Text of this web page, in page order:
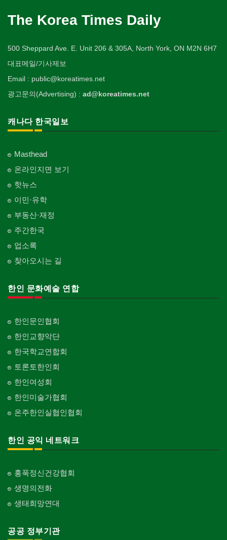
Veterinarian
Ophthalmologist
의사-외과
Surgeon
의사-치과
의사-가정의
의사-기타
의사-정신과
양복점
Tailor
Fashion/Boutique
Blanket
웨딩서비스
자수
개인지도-서예
Private Lesson-Calligraphy
Private Lesson-Art/Photograph
Private Lesson-Ballet/Dance
개인지도-꽃꽂이
개인지도-기타
보석감정사
인쇄
장의사
직업소개 에이전트
Cleaning
카펫 청소
Carpet Cleaning
판촉물
gifts for events
프랜차이즈
Franchise
Piano Tuning/Sale
현금인출기
ATM
Art Gallery/Framing
행사/이벤트
Event
인벤토리
인터넷/소프트웨어 개발
스테이징 홈
전기공사/수리
Electric Work
정원공사/조경
Roofing
Curtain/Carpet
Wall Paper/Paint
가라지/그라지/차고
Garage Door
건축 엔지니어
Engineering
Architectural Designer
자동차-판매/리스
자동차-견인
Towing
자동차-청소
Auto Cleaning
운동구/스포츠용품
취미/레저
Hobby/Leisure
태권도/무술
Taekwondo/Martial Arts
Spring Water/Water Purifier
Nursing Home
Sauna
Skin Care
화장품
Cosmetics
피트니스/헬스
Fitness
산후조리서비스
Buddhist Temple
한국일보 본사 및 지국
한국정부기관
Korean Governmental Organization
한인회
Korean Cultural Association
Newspaper/TV/Radio
한국기업 현지법인/지사
Korean Enterprises In Canada
동창회-대학교
Alumni University
동창회-중·고등학교
Alumni Middle·High School
단체-협회
단체-스포츠
Organization-Sports
단체-음악/미술
Organization-Music/Art
Organization-Buddhist
Organization-Christianity
교회-장로교회
Church-Presbyterian
Church-United
Church-7th Day Adventist
교회-씨 앤 엠에이
Church-C & MA
Church-Full Gospel
Shoe Repair
ETC
아파트
The Korea Times Daily
500 Sheppard Ave. E. Unit 206 & 305A, North York, ON M2N 6H7
대표메일/기사제보
Email : public@koreatimes.net
광고문의(Advertising) : ad@koreatimes.net
캐나다 한국일보
Masthead
온라인지면 보기
핫뉴스
이민·유학
부동산·재정
주간한국
업소록
찾아오시는 길
한인 문화예술 연합
한인문인협회
한인교향악단
한국학교연합회
토론토한인회
한인여성회
한인미술가협회
온주한인실협인협회
한인 공익 네트워크
홍푹정신건강협회
생명의전화
생태희망연대
공공 정부기관